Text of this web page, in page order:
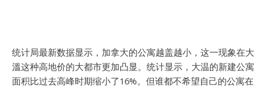
统计局最新数据显示，加拿大的公寓越盖越小，这一现象在大
溫这种高地价的大都市更加凸显。统计显示，大温的新建公寓
面积比过去高峰时期缩小了16%。 但谁都不希望自己的公寓在